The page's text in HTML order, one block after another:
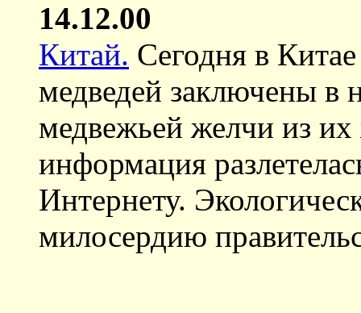
14.12.00
Китай. Сегодня в
медведей заключены в
медвежьей желчи из
информация
Интернету.
милосердию